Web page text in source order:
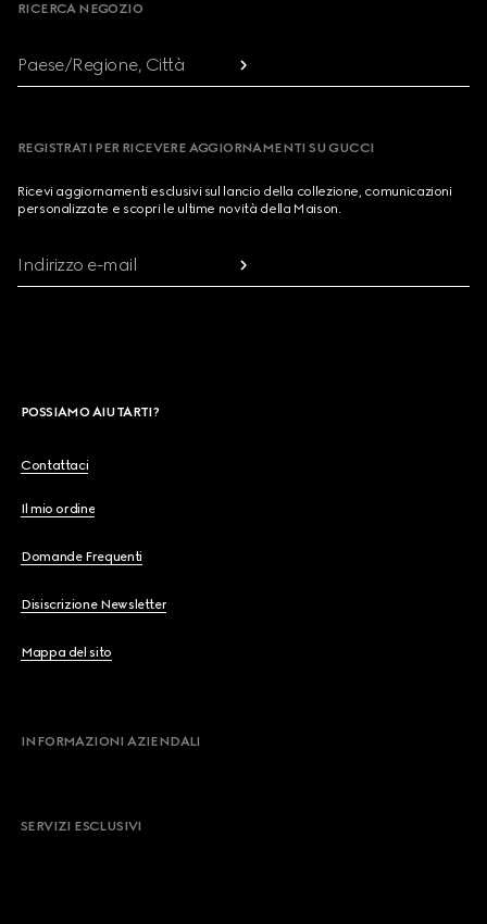
RICERCA NEGOZIO
Paese/Regione, Città
REGISTRATI PER RICEVERE AGGIORNAMENTI SU GUCCI
Ricevi aggiornamenti esclusivi sul lancio della collezione, comunicazioni
personalizzate e scopri le ultime novità della Maison.
Indirizzo e-mail
POSSIAMO AIUTARTI?
Contattaci
Il mio ordine
Domande Frequenti
Disiscrizione Newsletter
Mappa del sito
INFORMAZIONI AZIENDALI
SERVIZI ESCLUSIVI